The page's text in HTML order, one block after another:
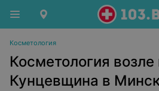
Косметология
Косметология
Кунцевщина в